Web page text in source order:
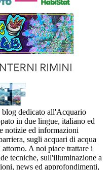
dedicato all'Acquario
in due lingue, italiano ed
notizie ed informazioni
sugli acquari di acqua
A noi piace trattare i
tecniche, sull'illuminazione a
news ed approfondimenti,